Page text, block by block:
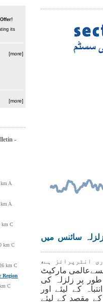
سائنس میں
انٹرپرائز ہے،
مارکیٹ
پر زلزلہ کی
کے لیئے اور
کے مقصد کے لیئے
its
[more]
[more]
-
A
A
km C
km C
km C
Region
C